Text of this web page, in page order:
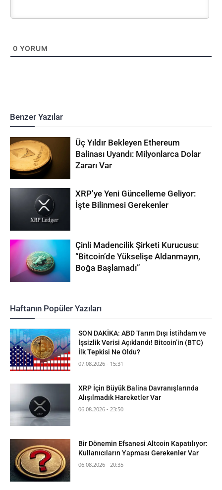
0 YORUM
Benzer Yazılar
Üç Yıldır Bekleyen Ethereum
Balinası Uyandı: Milyonlarca Dolar
Zararı Var
XRP’ye Yeni Güncelleme Geliyor:
İşte Bilinmesi Gerekenler
Çinli Madencilik Şirketi Kurucusu:
“Bitcoin’de Yükselişe Aldanmayın,
Boğa Başlamadı”
Haftanın Popüler Yazıları
SON DAKİKA: ABD Tarım Dışı İstihdam ve
İşsizlik Verisi Açıklandı! Bitcoin’in (BTC)
İlk Tepkisi Ne Oldu?
07.08.2026 - 15:31
XRP İçin Büyük Balina Davranışlarında
Alışılmadık Hareketler Var
06.08.2026 - 23:50
Bir Dönemin Efsanesi Altcoin Kapatılıyor:
Kullanıcıların Yapması Gerekenler Var
06.08.2026 - 20:35